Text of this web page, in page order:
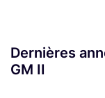
Dernières
GM II